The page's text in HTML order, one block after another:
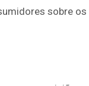
sobre os